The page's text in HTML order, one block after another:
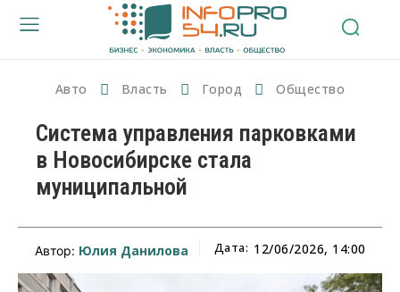
Авто Власть Город Общество
Система управления парковками
в Новосибирске стала
муниципальной
Автор: Юлия Данилова Дата: 12/06/2026, 14:00